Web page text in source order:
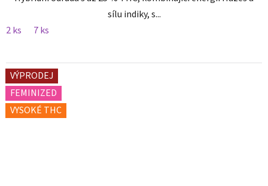
sílu indiky, s...
2 ks
7 ks
VÝPRODEJ
FEMINIZED
VYSOKÉ THC